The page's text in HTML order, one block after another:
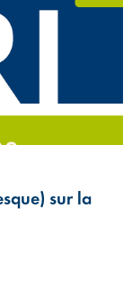
sur la